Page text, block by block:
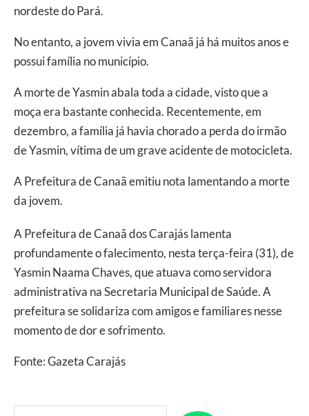
nordeste do Pará.
No entanto, a jovem vivia em Canaã já há muitos anos e
possui família no município.
A morte de Yasmin abala toda a cidade, visto que a
moça era bastante conhecida. Recentemente, em
dezembro, a família já havia chorado a perda do irmão
de Yasmin, vítima de um grave acidente de motocicleta.
A Prefeitura de Canaã emitiu nota lamentando a morte
da jovem.
A Prefeitura de Canaã dos Carajás lamenta
profundamente o falecimento, nesta terça-feira (31), de
Yasmin Naama Chaves, que atuava como servidora
administrativa na Secretaria Municipal de Saúde. A
prefeitura se solidariza com amigos e familiares nesse
momento de dor e sofrimento.
Fonte: Gazeta Carajás